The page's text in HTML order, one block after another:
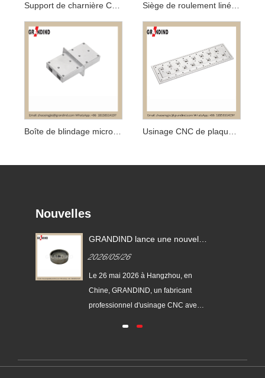
Support de charnière CNC AL 6016-T6 Siège de roulement linéaire CNC
Boîte de blindage micro-ondes EMI/RFI de précision CNC Usinage CNC de plaques de précision
Nouvelles
GRANDIND lance une nouvelle
acier usiné CNC GI-CNC-ST-
009
2026/05/26
Le 26 mai 2026 à Hangzhou, en
Chine, GRANDIND, un fabricant
professionnel d'usinage CNC avec
en acier GI-CNC-ST-009. Ce